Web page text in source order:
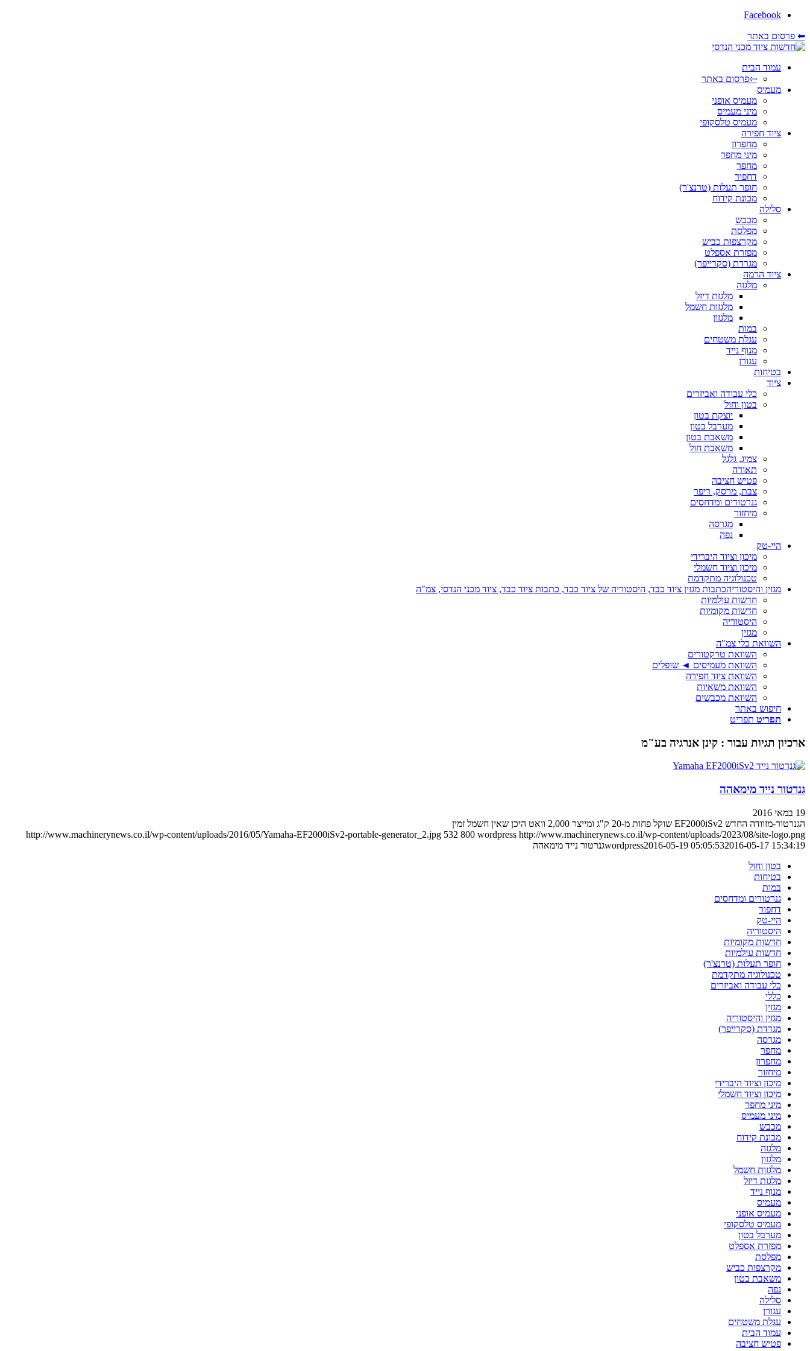
Facebook
⬅ פרסום באתר
עמוד הבית
⇦פרסום באתר
מעמיס
מעמיס אופני
מיני מעמיס
מעמיס טלסקופי
ציוד חפירה
מחפרון
מיני מחפר
מחפר
דחפור
חופר תעלות (טרנצ'ר)
מכונת קידוח
סלילה
מכבש
מפלסת
מקרצפות כביש
מפזרת אספלט
מגרדת (סקרייפר)
ציוד הרמה
מלגזה
מלגזת דיזל
מלגזות חשמל
מלגזון
במות
עגלת משטחים
מנוף נייד
עגורן
בטיחות
ציוד
כלי עבודה ואביזרים
בטון וחול
יוצקת בטון
מערבל בטון
משאבת בטון
משאבת חול
צמיג, גלגל
תאורה
פטיש חציבה
צבת, מרסק, ריפר
גנרטורים ומדחסים
מיחזור
מגרסה
נפה
היי-טק
מיכון וציוד היברידי
מיכון וציוד חשמלי
טכנולוגיה מתקדמת
מגזין והיסטוריהכתבות מגזין ציוד כבד, היסטוריה של ציוד כבד, כתבות ציוד כבד, ציוד מכני הנדסי, צמ"ה
חדשות עולמיות
חדשות מקומיות
היסטוריה
מגזין
השוואת כלי צמ"ה
השוואת טרקטורים
השוואת מעמיסים ◄ שופלים
השוואת ציוד חפירה
השוואת משאיות
השוואת מכבשים
חיפוש באתר
תפריט תפריט
ארכיון תגיות עבור : קינן אנרגיה בע"מ
גנרטור נייד מימאהה
19 במאי 2016
הגנרטור-מזוודה החדש EF2000iSv2 שוקל פחות מ-20 ק"ג ומייצר 2,000 וואט היכן שאין חשמל זמין
http://www.machinerynews.co.il/wp-content/uploads/2016/05/Yamaha-EF2000iSv2-portable-generator_2.jpg 532 800 wordpress http://www.machinerynews.co.il/wp-content/uploads/2023/08/site-logo.png
wordpress2016-05-19 05:05:532016-05-17 15:34:19
גנרטור נייד מימאהה
בטון וחול
בטיחות
במות
גנרטורים ומדחסים
דחפור
היי-טק
היסטוריה
חדשות מקומיות
חדשות עולמיות
חופר תעלות (טרנצ'ר)
טכנולוגיה מתקדמת
כלי עבודה ואביזרים
כללי
מגזין
מגזין והיסטוריה
מגרדת (סקרייפר)
מגרסה
מחפר
מחפרון
מיחזור
מיכון וציוד היברידי
מיכון וציוד חשמלי
מיני מחפר
מיני מעמיס
מכבש
מכונת קידוח
מלגזה
מלגזון
מלגזות חשמל
מלגזת דיזל
מנוף נייד
מעמיס
מעמיס אופני
מעמיס טלסקופי
מערבל בטון
מפזרת אספלט
מפלסת
מקרצפות כביש
משאבת בטון
נפה
סלילה
עגורן
עגלת משטחים
עמוד הבית
פטיש חציבה